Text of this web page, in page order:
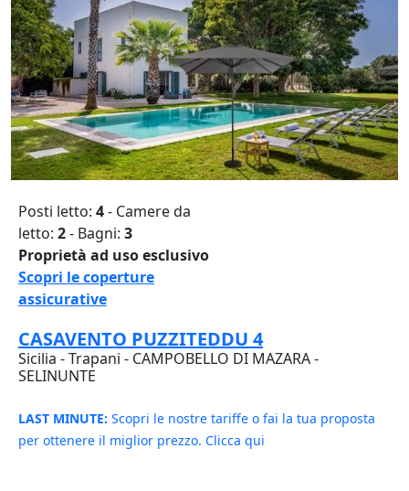
Posti letto: 4- Camere da
letto: 2- Bagni: 3
Proprietà ad uso esclusivo
Scopri le coperture
assicurative
CASAVENTO PUZZITEDDU 4
Sicilia - Trapani - CAMPOBELLO DI MAZARA -
SELINUNTE
LAST MINUTE: Scopri le nostre tariffe o fai la tua proposta
per ottenere il miglior prezzo. Clicca qui